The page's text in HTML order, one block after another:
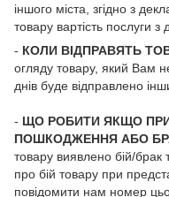
іншого міста, згідно з
товару вартість послуги
- КОЛИ ВІДПРАВЯТЬ
огляду товару, який Вам
днів буде відправлено
- ЩО РОБИТИ ЯКЩО
ПОШКОДЖЕННЯ АБО
товару виявлено бій/брак
про бій товару при
повідомити нам номер